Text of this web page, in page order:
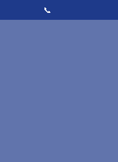
📞